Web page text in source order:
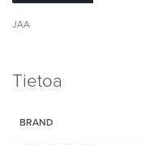
JAA
Tietoa
BRAND